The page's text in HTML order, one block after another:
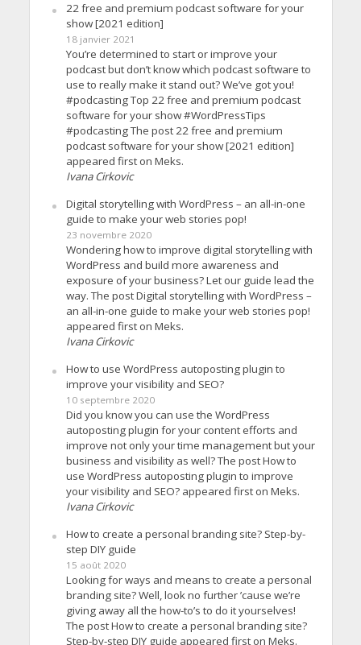
22 free and premium podcast software for your
show [2021 edition]
18 janvier 2021
You’re determined to start or improve your
podcast but don’t know which podcast software to
use to really make it stand out? We’ve got you!
#podcasting Top 22 free and premium podcast
software for your show #WordPressTips
#podcasting The post 22 free and premium
podcast software for your show [2021 edition]
appeared first on Meks.
Ivana Cirkovic
Digital storytelling with WordPress – an all-in-one
guide to make your web stories pop!
23 novembre 2020
Wondering how to improve digital storytelling with
WordPress and build more awareness and
exposure of your business? Let our guide lead the
way. The post Digital storytelling with WordPress –
an all-in-one guide to make your web stories pop!
appeared first on Meks.
Ivana Cirkovic
How to use WordPress autoposting plugin to
improve your visibility and SEO?
10 septembre 2020
Did you know you can use the WordPress
autoposting plugin for your content efforts and
improve not only your time management but your
business and visibility as well? The post How to
use WordPress autoposting plugin to improve
your visibility and SEO? appeared first on Meks.
Ivana Cirkovic
How to create a personal branding site? Step-by-
step DIY guide
15 août 2020
Looking for ways and means to create a personal
branding site? Well, look no further ’cause we’re
giving away all the how-to’s to do it yourselves!
The post How to create a personal branding site?
Step-by-step DIY guide appeared first on Meks.